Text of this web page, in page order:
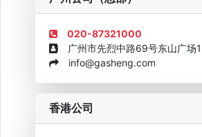
企业诚信AAAAA奖牌2015 欧美澳最
020-87321000
广州市先烈中路69号东山广场
info@gasheng.com
香港公司